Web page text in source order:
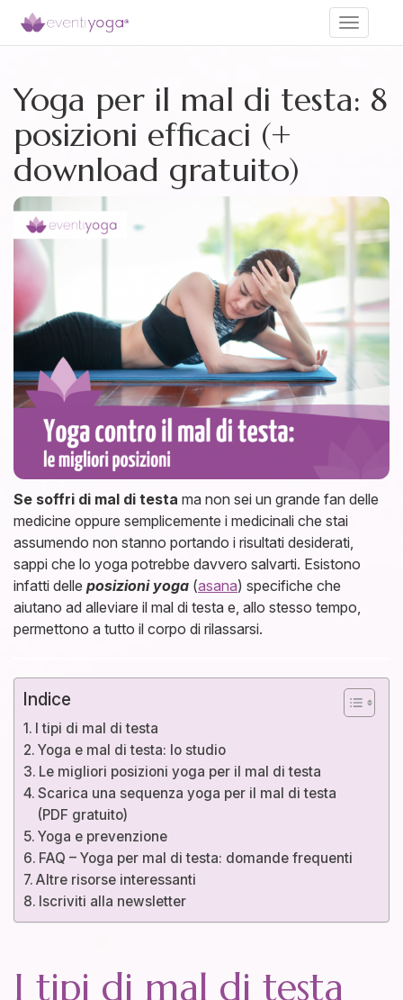
Toggle
Yoga per il mal di testa: 8
posizioni efficaci (+
download gratuito)
Se soffri di mal di testa ma non sei un grande fan delle
medicine oppure semplicemente i medicinali che stai
assumendo non stanno portando i risultati desiderati,
sappi che lo yoga potrebbe davvero salvarti. Esistono
infatti delle posizioni yoga (asana) specifiche che
aiutano ad alleviare il mal di testa e, allo stesso tempo,
permettono a tutto il corpo di rilassarsi.
Indice
I tipi di mal di testa
Yoga e mal di testa: lo studio
Le migliori posizioni yoga per il mal di testa
Scarica una sequenza yoga per il mal di testa
(PDF gratuito)
Yoga e prevenzione
FAQ – Yoga per mal di testa: domande frequenti
Altre risorse interessanti
Iscriviti alla newsletter
I tipi di mal di testa